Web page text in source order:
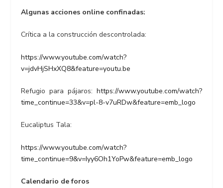
Algunas acciones online confinadas:
Crítica a la construcción descontrolada:
https://www.youtube.com/watch?
v=jdvHjSHxXQ8&feature=youtu.be
Refugio para pájaros: https://www.youtube.com/watch?
time_continue=33&v=pl-8-v7uRDw&feature=emb_logo
Eucaliptus Tala:
https://www.youtube.com/watch?
time_continue=9&v=Iyy6Oh1YoPw&feature=emb_logo
Calendario de foros